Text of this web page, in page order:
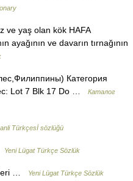
ve yaş olan kök HAFA
ayağının ve davarın tırnağının
Категория
Lot 7 Blk 17 Do …
Каталог
Türkçesİ sözlüğü
Yeni Lügat Türkçe Sözlük
… Yeni Lügat Türkçe Sözlük